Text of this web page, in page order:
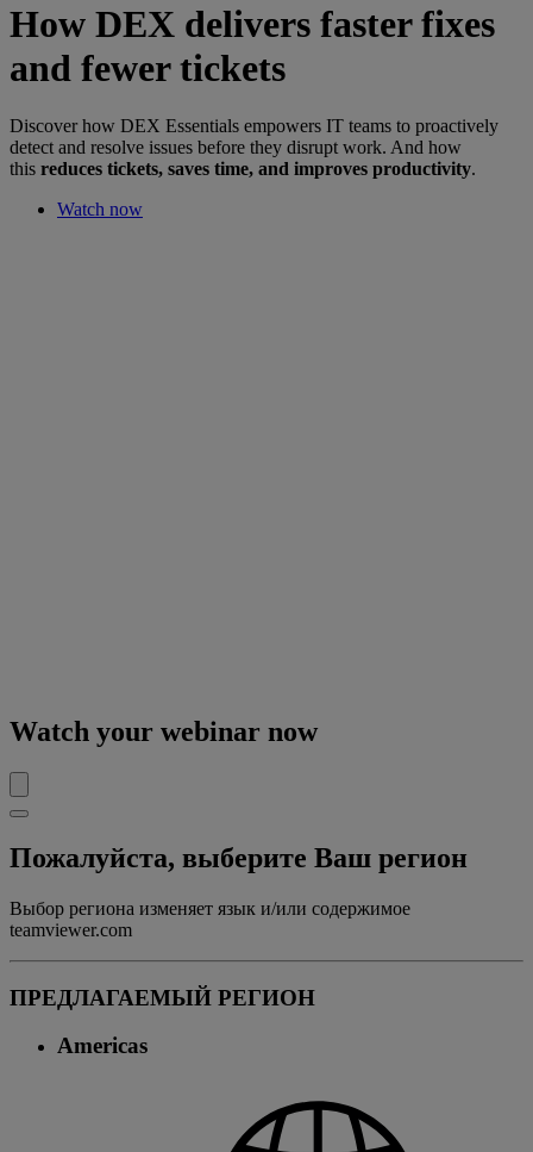
How DEX delivers faster fixes
and fewer tickets
Discover how DEX Essentials empowers IT teams to proactively
detect and resolve issues before they disrupt work. And how
this reduces tickets, saves time, and improves productivity.
Watch now
Watch your webinar now
Пожалуйста, выберите Ваш регион
Выбор региона изменяет язык и/или содержимое
teamviewer.com
ПРЕДЛАГАЕМЫЙ РЕГИОН
Americas